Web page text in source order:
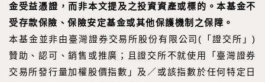
金受益憑證，而非本文提及之投資資產或標的。本基金不
受存款保險、保險安定基金或其他保護機制之保障。
本基金並非由臺灣證券交易所股份有限公司(「證交所」)
贊助、認可、銷售或推廣；且證交所不就使用「臺灣證券
交易所發行量加權股價指數」及／或該指數於任何特定日